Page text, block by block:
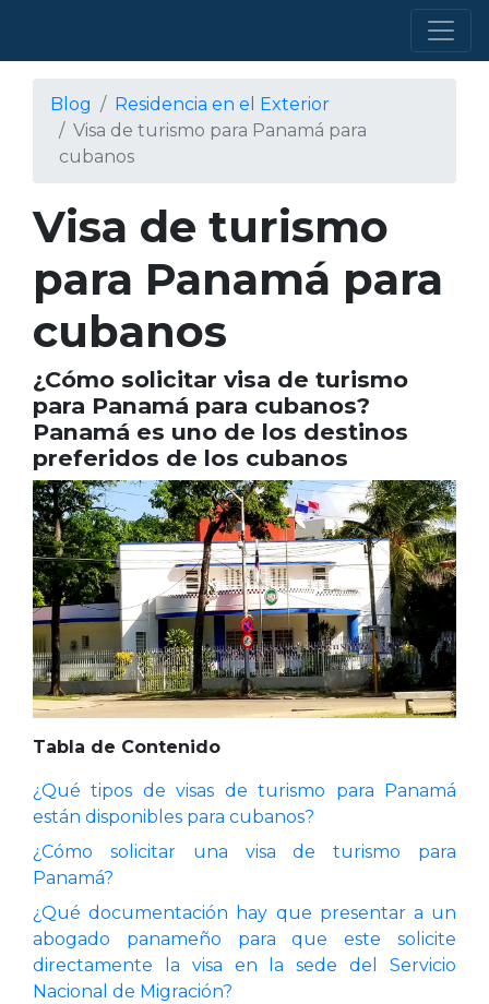
Blog
Residencia en el Exterior
Visa de turismo para Panamá para
cubanos
Visa de turismo
para Panamá para
cubanos
¿Cómo solicitar visa de turismo
para Panamá para cubanos?
Panamá es uno de los destinos
preferidos de los cubanos
Tabla de Contenido
¿Qué tipos de visas de turismo para Panamá
están disponibles para cubanos?
¿Cómo solicitar una visa de turismo para
Panamá?
¿Qué documentación hay que presentar a un
abogado panameño para que este solicite
directamente la visa en la sede del Servicio
Nacional de Migración?